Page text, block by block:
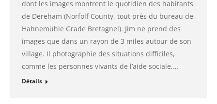
dont les images montrent le quotidien des habitants
de Dereham (Norfolf County, tout près du bureau de
Hahnemühle Grade Bretagne!). Jim ne prend des
images que dans un rayon de 3 miles autour de son
village. Il photographie des situations difficiles,
comme les personnes vivants de l’aide sociale,…
Détails